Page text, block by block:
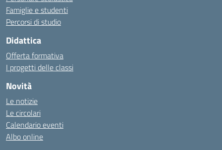
Famiglie e studenti
Percorsi di studio
Didattica
Offerta formativa
I progetti delle classi
Novità
Le notizie
Le circolari
Calendario eventi
Albo online